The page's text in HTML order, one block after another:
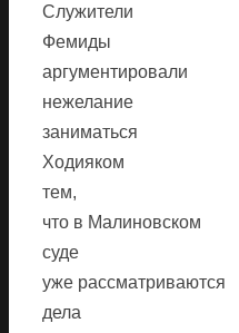
Служители
Фемиды
аргументировали
нежелание
заниматься
Ходияком
тем,
что в Малиновском
суде
уже рассматриваются
дела